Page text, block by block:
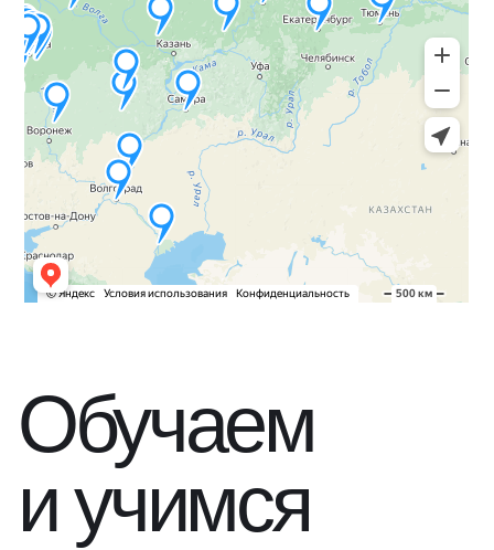
Обучаем
и учимся